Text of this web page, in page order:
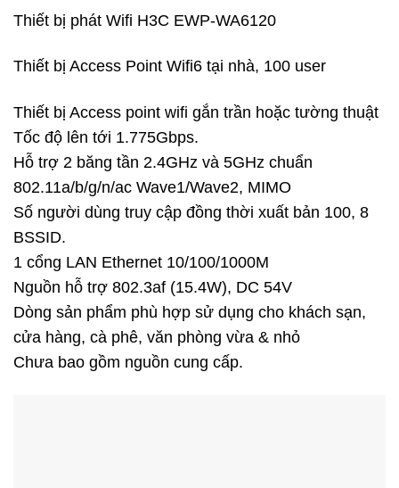
Thiết bị phát Wifi H3C EWP-WA6120
Thiết bị Access Point Wifi6 tại nhà, 100 user
Thiết bị Access point wifi gắn trần hoặc tường thuật
Tốc độ lên tới 1.775Gbps.
Hỗ trợ 2 băng tần 2.4GHz và 5GHz chuẩn
802.11a/b/g/n/ac Wave1/Wave2, MIMO
Số người dùng truy cập đồng thời xuất bản 100, 8
BSSID.
1 cổng LAN Ethernet 10/100/1000M
Nguồn hỗ trợ 802.3af (15.4W), DC 54V
Dòng sản phẩm phù hợp sử dụng cho khách sạn,
cửa hàng, cà phê, văn phòng vừa & nhỏ
Chưa bao gồm nguồn cung cấp.